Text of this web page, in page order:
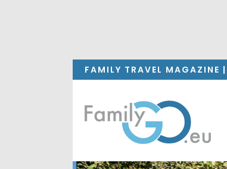
FAMILY TRAVEL MAGAZINE |